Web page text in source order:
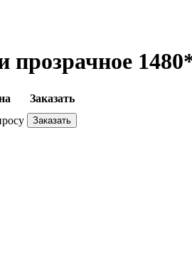
прозрачное
Заказать
Заказать